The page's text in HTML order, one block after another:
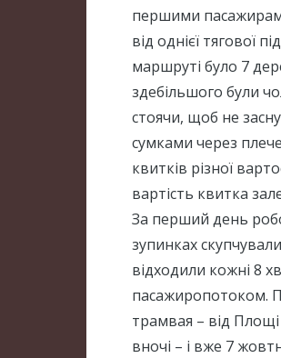
першими
від однієї тягової
маршруті було 7
здебільшого були
стоячи, щоб не
сумками через
квитків різної
вартість квитка
За перший день
зупинках
відходили кожні 8
пасажиропотоком.
трамвая – від
вночі – і вже 7